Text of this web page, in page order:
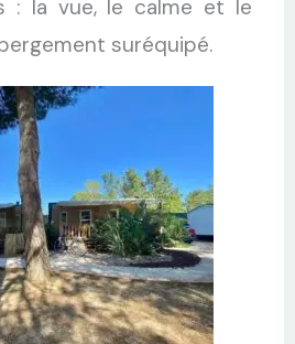
: la vue, le calme et le
suréquipé.